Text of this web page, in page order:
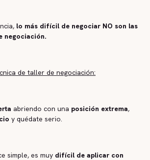
lo más difícil de negociar NO son las
negociación.
de taller de negociación:
abriendo con una posición extrema,
y quédate serio.
simple, es muy difícil de aplicar con